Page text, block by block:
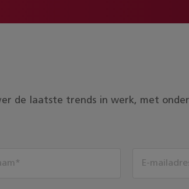
de laatste trends in werk, met